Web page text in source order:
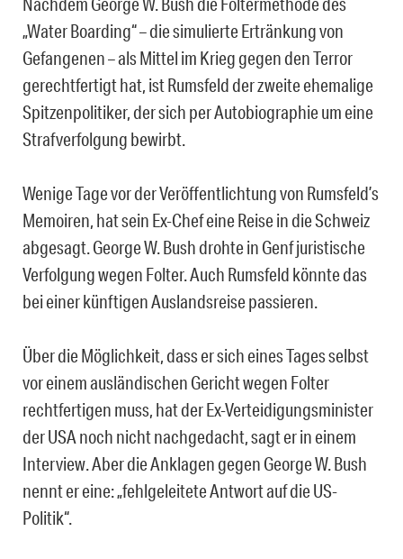
„Water Boarding“ – die simulierte Ertränkung von
Gefangenen – als Mittel im Krieg gegen den Terror
gerechtfertigt hat, ist Rumsfeld der zweite ehemalige
Spitzenpolitiker, der sich per Autobiographie um eine
Strafverfolgung bewirbt.
Wenige Tage vor der Veröffentlichtung von Rumsfeld’s
Memoiren, hat sein Ex-Chef eine Reise in die Schweiz
abgesagt. George W. Bush drohte in Genf juristische
Verfolgung wegen Folter. Auch Rumsfeld könnte das
bei einer künftigen Auslandsreise passieren.
Über die Möglichkeit, dass er sich eines Tages selbst
vor einem ausländischen Gericht wegen Folter
rechtfertigen muss, hat der Ex-Verteidigungsminister
der USA noch nicht nachgedacht, sagt er in einem
Interview. Aber die Anklagen gegen George W. Bush
nennt er eine: „fehlgeleitete Antwort auf die US-
Politik“.